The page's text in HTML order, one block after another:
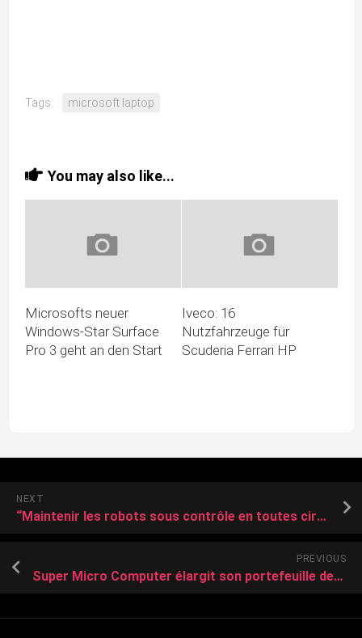
Tags: microsoft laptop
You may also like...
Microsofts neuer
Windows-Star Surface
Pro 3 geht an den Start
Iveco: 16
Nutzfahrzeuge für
Scuderia Ferrari HP
NEXT
“Maintenir les robots sous contrôle en toutes circonstances” : Nvidia adapte son système de sécurité pour la conduite Halos à la robotique
PREVIOUS
Super Micro Computer élargit son portefeuille de solutions d’IA en périphérie (edge) avec des plateformes propulsées par Intel, optimisées pour l’inférence à faible …